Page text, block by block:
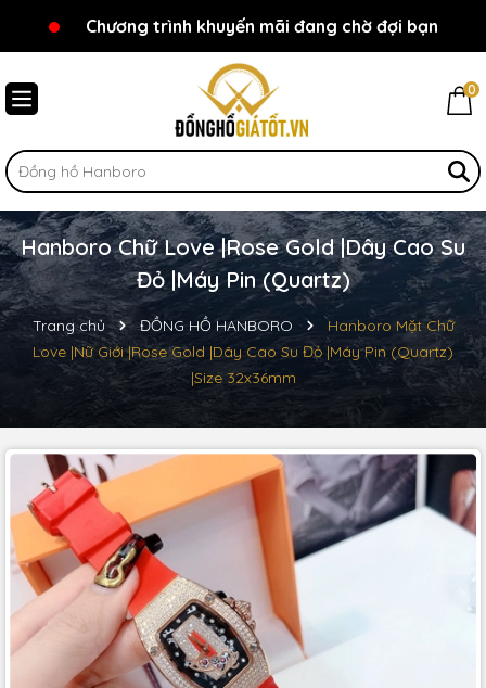
Chào mừng bạn đến với Đồnghồgiátốt.vn!
Chương trình khuyến mãi đang chờ đợi bạn
0
Hanboro Chữ Love |Rose Gold |Dây Cao Su
Đỏ |Máy Pin (Quartz)
Trang chủ ĐỒNG HỒ HANBORO
Hanboro Mặt Chữ
Love |Nữ Giới |Rose Gold |Dây Cao Su Đỏ |Máy Pin (Quartz)
|Size 32x36mm